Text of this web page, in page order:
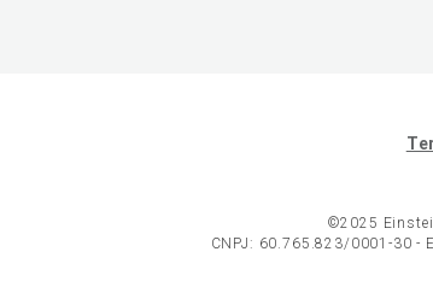
©2025
CNPJ: 60.765.823/0001-30 -